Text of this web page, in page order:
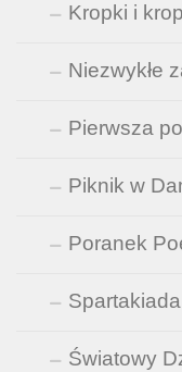
Kropki i
Niezwykłe
Pierwsza
Piknik w
Poranek
Światowy